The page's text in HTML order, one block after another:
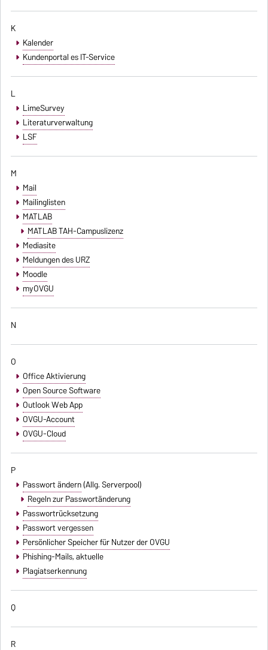
K
Kalender
Kundenportal es IT-Service
L
LimeSurvey
Literaturverwaltung
LSF
M
Mail
Mailinglisten
MATLAB
MATLAB TAH-Campuslizenz
Mediasite
Meldungen des URZ
Moodle
myOVGU
N
O
Office Aktivierung
Open Source Software
Outlook Web App
OVGU-Account
OVGU-Cloud
P
Passwort ändern(Allg. Serverpool)
Regeln zur Passwortänderung
Passwortrücksetzung
Passwort vergessen
Persönlicher Speicher für Nutzer der OVGU
Phishing-Mails, aktuelle
Plagiatserkennung
Q
R